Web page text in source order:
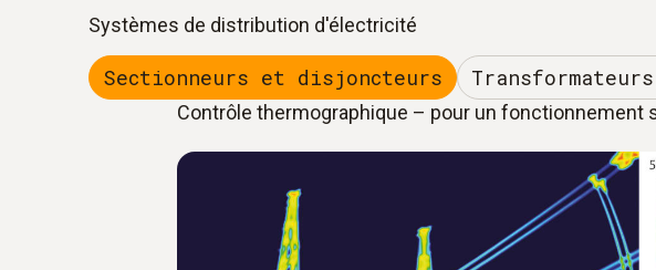
Systèmes de distribution d'électricité
Sectionneurs et disjoncteurs
Contrôle thermographique – pour un fonctionnement